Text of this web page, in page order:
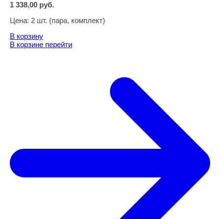
1 338,00 руб.
Цена: 2 шт. (пара, комплект)
В корзину
В корзине перейти